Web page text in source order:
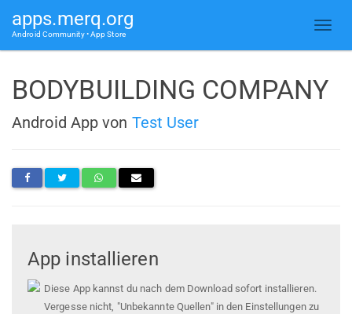
apps.merq.org
Android Community • App Store
BODYBUILDING COMPANY
Android App von Test User
App installieren
Diese App kannst du nach dem Download sofort installieren.
Vergesse nicht, "Unbekannte Quellen" in den Einstellungen zu